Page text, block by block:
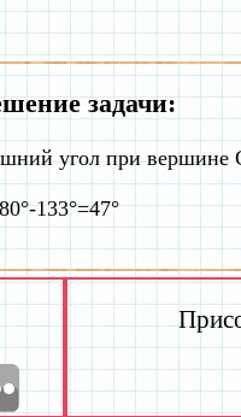
задачи:
угол при вершине
133°=47°